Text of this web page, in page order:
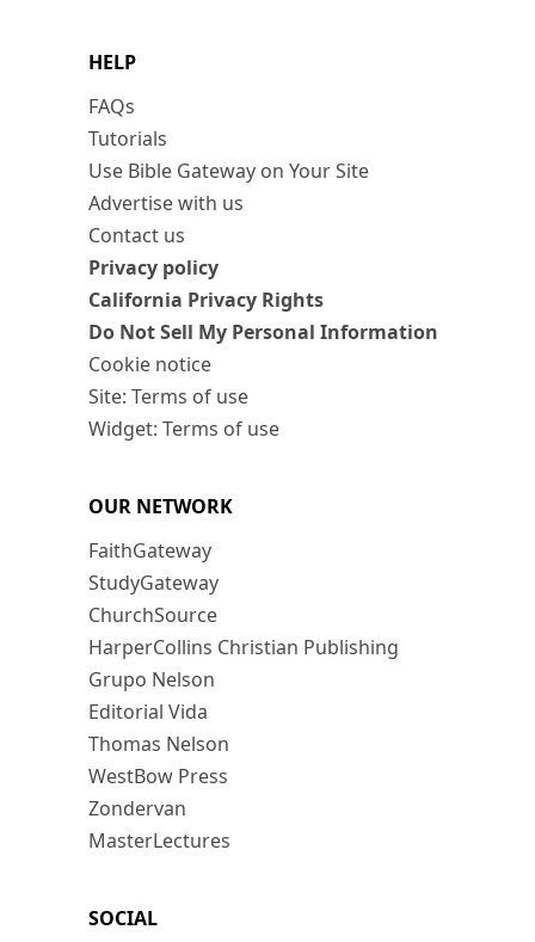
HELP
FAQs
Tutorials
Use Bible Gateway on Your Site
Advertise with us
Contact us
Privacy policy
California Privacy Rights
Do Not Sell My Personal Information
Cookie notice
Site: Terms of use
Widget: Terms of use
OUR NETWORK
FaithGateway
StudyGateway
ChurchSource
HarperCollins Christian Publishing
Grupo Nelson
Editorial Vida
Thomas Nelson
WestBow Press
Zondervan
MasterLectures
SOCIAL